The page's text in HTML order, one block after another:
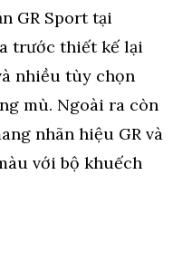
GR Sport tại
trước thiết kế lại
nhiều tùy chọn
mù. Ngoài ra còn
nhãn hiệu GR và
với bộ khuếch